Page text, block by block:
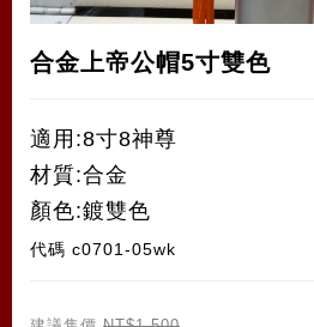
合金上帝公帽5寸雙色
適用:8寸8神尊
材質:合金
顏色:鍍雙色
代碼 c0701-05wk